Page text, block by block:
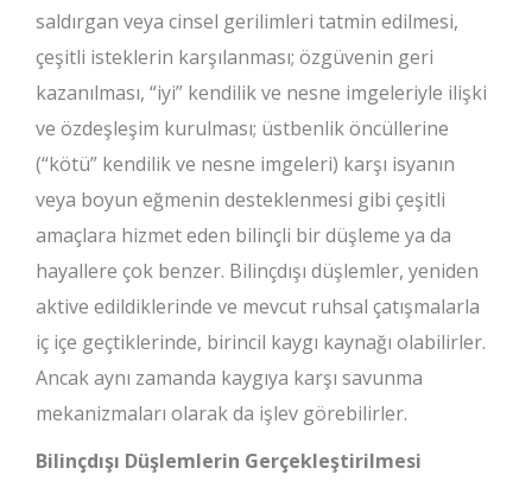
saldırgan veya cinsel gerilimleri tatmin edilmesi,
çeşitli isteklerin karşılanması; özgüvenin geri
kazanılması, “iyi” kendilik ve nesne imgeleriyle ilişki
ve özdeşleşim kurulması; üstbenlik öncüllerine
(“kötü” kendilik ve nesne imgeleri) karşı isyanın
veya boyun eğmenin desteklenmesi gibi çeşitli
amaçlara hizmet eden bilinçli bir düşleme ya da
hayallere çok benzer. Bilinçdışı düşlemler, yeniden
aktive edildiklerinde ve mevcut ruhsal çatışmalarla
iç içe geçtiklerinde, birincil kaygı kaynağı olabilirler.
Ancak aynı zamanda kaygıya karşı savunma
mekanizmaları olarak da işlev görebilirler.
Bilinçdışı Düşlemlerin Gerçekleştirilmesi